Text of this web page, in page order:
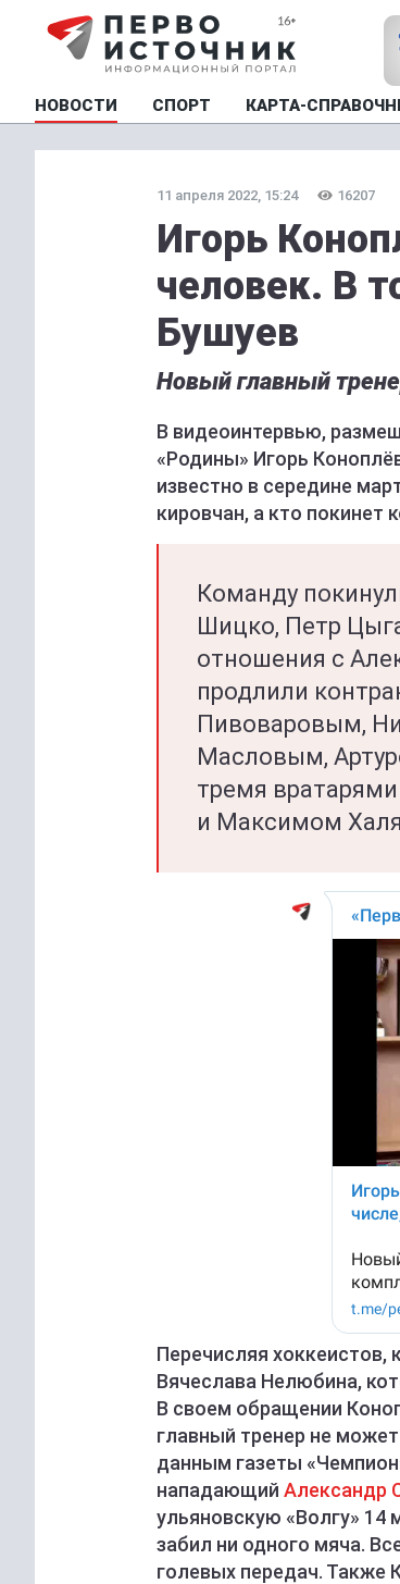
НОВОСТИ СПОРТ КАРТА-
11 апреля 2022, 15:24 16207
Игорь
человек. В
Бушуев
Новый главный
В видеоинтервью,
«Родины» Игорь
известно в середине
кировчан, а кто покинет
Команду
Шицко, Петр
отношения с
продлили
Пивоваровым,
Масловым,
тремя
и Максимом
Перечисляя хоккеистов,
Вячеслава Нелюбина,
В своем обращении
главный тренер не
данным газеты
нападающий Александр
ульяновскую «Волгу» 14
забил ни одного мяча.
голевых передач. Также